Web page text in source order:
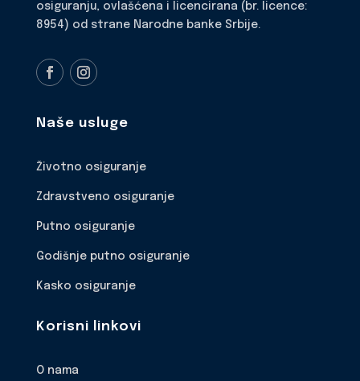
osiguranju, ovlašćena i licencirana (br. licence:
8954) od strane Narodne banke Srbije.
Naše usluge
Životno osiguranje
Zdravstveno osiguranje
Putno osiguranje
Godišnje putno osiguranje
Kasko osiguranje
Korisni linkovi
O nama